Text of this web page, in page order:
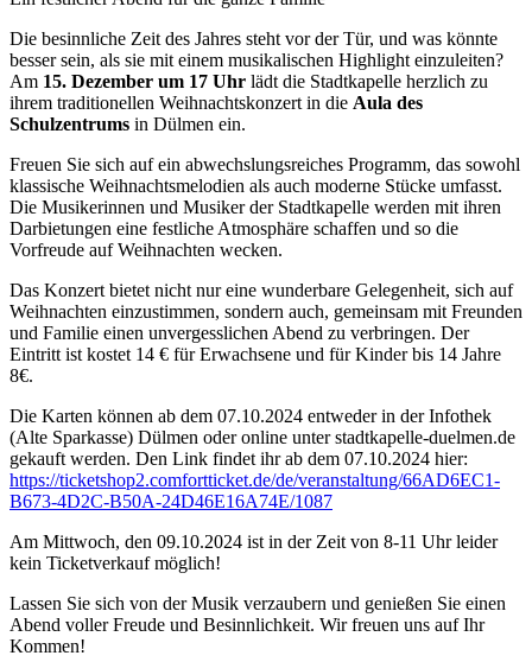
Die besinnliche Zeit des Jahres steht vor der Tür, und was könnte
besser sein, als sie mit einem musikalischen Highlight einzuleiten?
Am 15. Dezember um 17 Uhr lädt die Stadtkapelle herzlich zu
ihrem traditionellen Weihnachtskonzert in die Aula des
Schulzentrums in Dülmen ein.
Freuen Sie sich auf ein abwechslungsreiches Programm, das sowohl
klassische Weihnachtsmelodien als auch moderne Stücke umfasst.
Die Musikerinnen und Musiker der Stadtkapelle werden mit ihren
Darbietungen eine festliche Atmosphäre schaffen und so die
Vorfreude auf Weihnachten wecken.
Das Konzert bietet nicht nur eine wunderbare Gelegenheit, sich auf
Weihnachten einzustimmen, sondern auch, gemeinsam mit Freunden
und Familie einen unvergesslichen Abend zu verbringen. Der
Eintritt ist kostet 14 € für Erwachsene und für Kinder bis 14 Jahre
8€.
Die Karten können ab dem 07.10.2024 entweder in der Infothek
(Alte Sparkasse) Dülmen oder online unter stadtkapelle-duelmen.de
gekauft werden. Den Link findet ihr ab dem 07.10.2024 hier:
https://ticketshop2.comfortticket.de/de/veranstaltung/66AD6EC1-
B673-4D2C-B50A-24D46E16A74E/1087
Am Mittwoch, den 09.10.2024 ist in der Zeit von 8-11 Uhr leider
kein Ticketverkauf möglich!
Lassen Sie sich von der Musik verzaubern und genießen Sie einen
Abend voller Freude und Besinnlichkeit. Wir freuen uns auf Ihr
Kommen!